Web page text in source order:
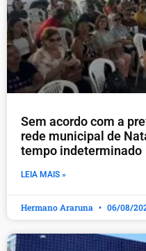
​Sem acordo com a
rede municipal de
tempo indeterminado
LEIA MAIS »
Hermano Araruna 06/08/